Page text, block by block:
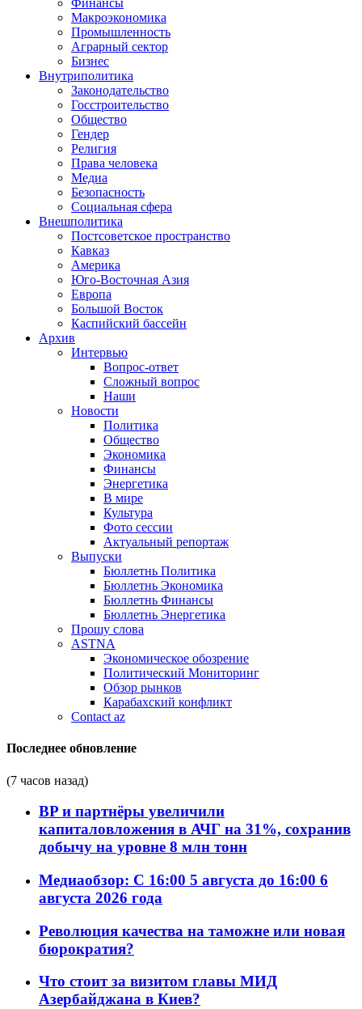
Финансы
Макроэкономика
Промышленность
Аграрный сектор
Бизнес
Внутриполитика
Законодательство
Госстроительство
Общество
Гендер
Религия
Права человека
Медиа
Безопасность
Социальная сфера
Внешполитика
Постсоветское пространство
Кавказ
Америка
Юго-Восточная Азия
Европа
Большой Восток
Каспийский бассейн
Архив
Интервью
Вопрос-ответ
Сложный вопрос
Наши
Новости
Политика
Общество
Экономика
Финансы
Энергетика
В мире
Культура
Фото сессии
Актуальный репортаж
Выпуски
Бюллетнь Политика
Бюллетнь Экономика
Бюллетнь Финансы
Бюллетнь Энергетика
Прошу слова
ASTNA
Экономическое обозрение
Политический Мониторинг
Обзор рынков
Карабахский конфликт
Contact az
Последнее обновление
(7 часов назад)
BP и партнёры увеличили
капиталовложения в АЧГ на 31%, сохранив
добычу на уровне 8 млн тонн
Медиаобзор: С 16:00 5 августа до 16:00 6
августа 2026 года
Революция качества на таможне или новая
бюрократия?
Что стоит за визитом главы МИД
Азербайджана в Киев?